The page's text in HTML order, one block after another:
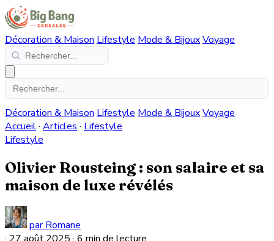
Décoration & Maison Lifestyle Mode & BijouxVoyage
Décoration & Maison Lifestyle Mode & BijouxVoyage
Accueil· Articles · Lifestyle
Lifestyle
Olivier Rousteing : son salaire et sa
maison de luxe révélés
par Romane